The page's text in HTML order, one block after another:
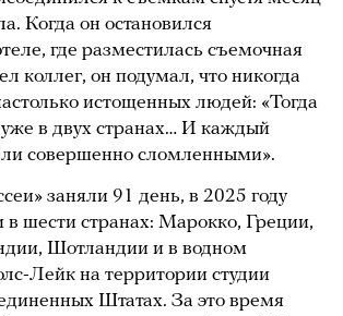
Когда он остановился
где разместилась съемочная
коллег, он подумал, что никогда
истощенных людей: «Тогда
в двух странах… И каждый
совершенно сломленными».
заняли 91 день, в 2025 году
в шести странах: Марокко, Греции,
Шотландии и в водном
Лейк на территории студии
Штатах. За это время